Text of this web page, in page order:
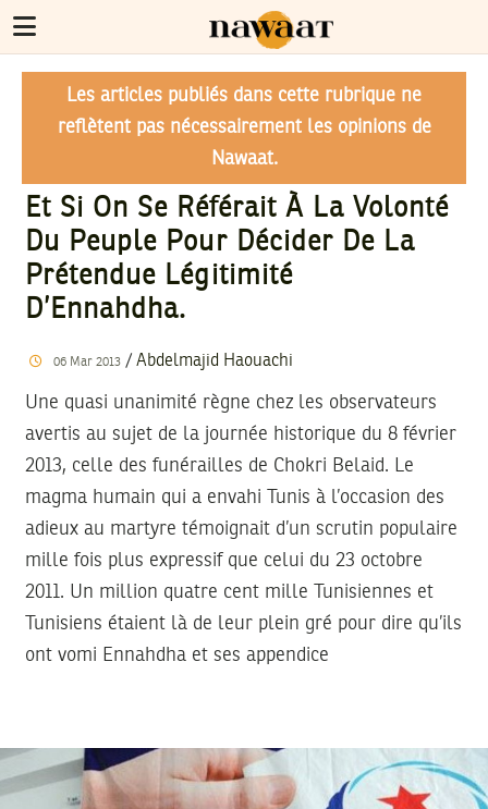
Les articles publiés dans cette rubrique ne
reflètent pas nécessairement les opinions de
Nawaat.
Et Si On Se Référait À La Volonté
Du Peuple Pour Décider De La
Prétendue Légitimité
D’Ennahdha.
06 Mar 2013/ Abdelmajid Haouachi
Une quasi unanimité règne chez les observateurs
avertis au sujet de la journée historique du 8 février
2013, celle des funérailles de Chokri Belaid. Le
magma humain qui a envahi Tunis à l’occasion des
adieux au martyre témoignait d’un scrutin populaire
mille fois plus expressif que celui du 23 octobre
2011. Un million quatre cent mille Tunisiennes et
Tunisiens étaient là de leur plein gré pour dire qu’ils
ont vomi Ennahdha et ses appendice